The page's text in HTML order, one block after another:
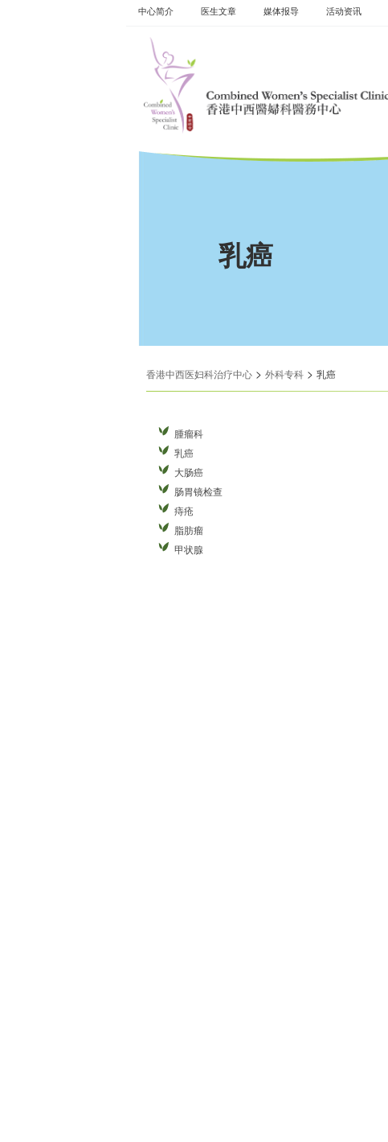
Skip
to
中心简介 医生文章 媒体报导 活动资​​讯
乳癌
香港中西医妇科治疗中心 > 外科专科 > 乳癌
腫瘤科
乳癌
大肠癌
肠胃镜检查
痔疮
脂肪瘤
甲状腺